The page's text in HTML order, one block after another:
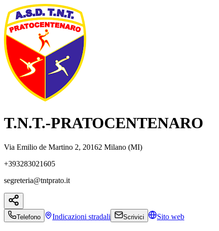
T.N.T.-PRATOCENTENARO
Via Emilio de Martino 2, 20162 Milano (MI)
+393283021605
segreteria@tntprato.it
Telefono Indicazioni stradali Scrivici Sito web